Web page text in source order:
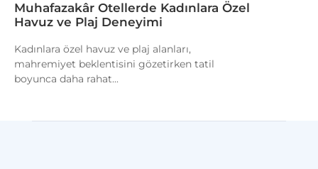
Muhafazakâr Otellerde Kadınlara Özel
Havuz ve Plaj Deneyimi
Kadınlara özel havuz ve plaj alanları,
mahremiyet beklentisini gözetirken tatil
boyunca daha rahat...